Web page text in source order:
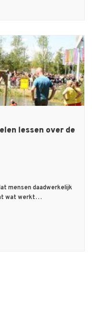
lessen over de
mensen daadwerkelijk
wat werkt…